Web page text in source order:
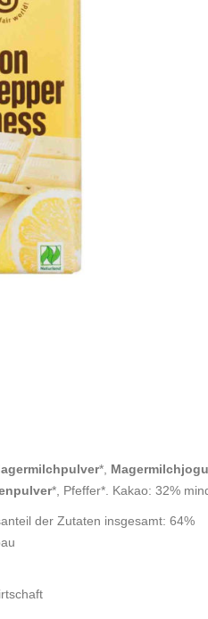
*,
*, Pfeffer*. Kakao: 32%
der Zutaten insgesamt: 64%